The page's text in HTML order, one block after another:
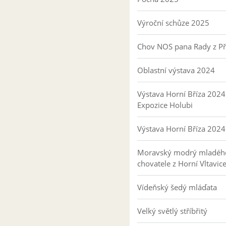
Výroční schůze 2025
Chov NOS pana Rady z
Oblastní výstava 2024
Výstava Horní Bříza 2024
Expozice Holubi
Výstava Horní Bříza 2024
Moravský modrý
chovatele z Horní Vltavice
Vídeňský šedý mláďata
Velký světlý stříbřitý